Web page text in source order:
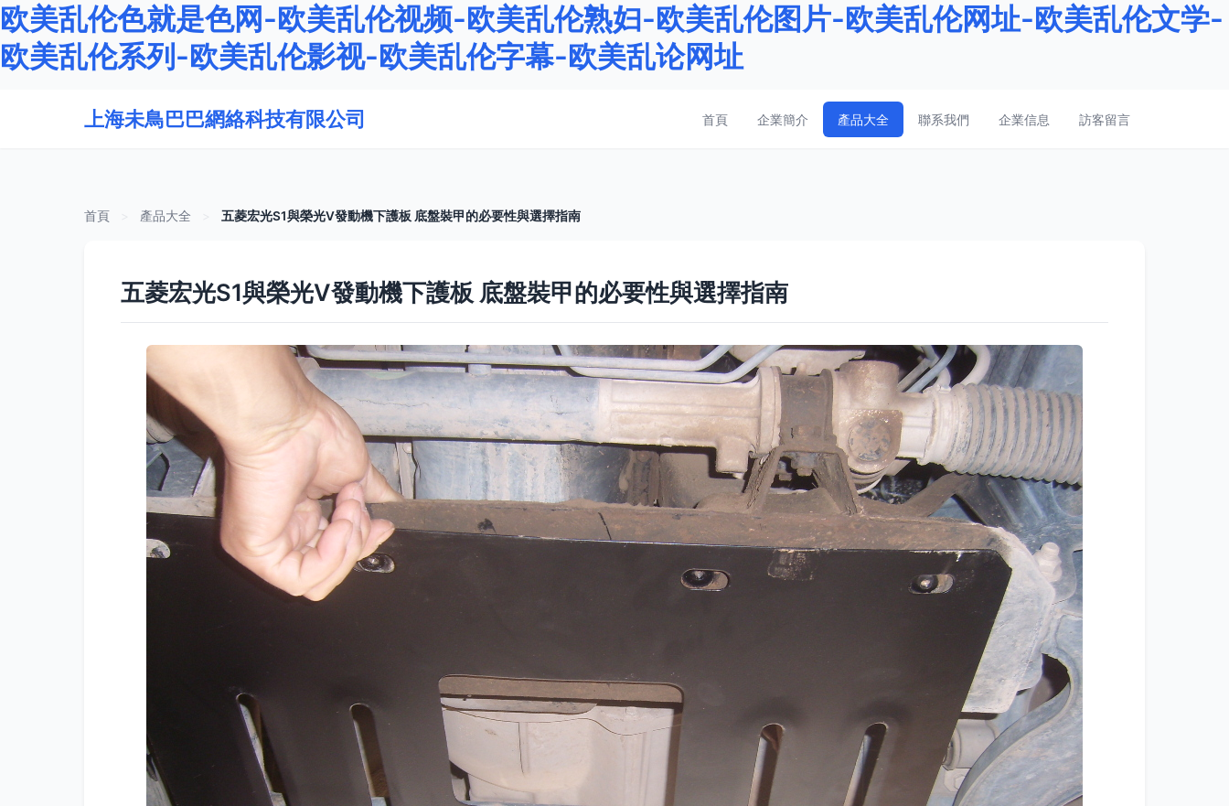
欧美乱伦色就是色网-欧美乱伦视频-欧美乱伦熟妇-欧美乱伦图片-欧美乱伦网址-欧美乱伦文学-
欧美乱伦系列-欧美乱伦影视-欧美乱伦字幕-欧美乱论网址
上海未鳥巴巴網絡科技有限公司 首頁 企業簡介 產品大全 聯系我們 企業信息 訪客留言
首頁 產品大全 五菱宏光S1與榮光V發動機下護板 底盤裝甲的必要性與選擇指南
五菱宏光S1與榮光V發動機下護板 底盤裝甲的必要性與選擇指南